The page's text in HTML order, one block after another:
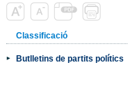
Classificació
Butlletins de partits polítics